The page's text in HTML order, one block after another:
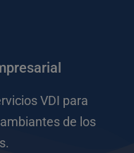
VDI para
de los